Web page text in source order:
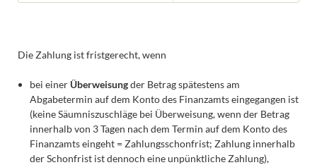
Die Zahlung ist fristgerecht, wenn
bei einer Überweisungder Betrag spätestens am
Abgabetermin auf dem Konto des Finanzamts eingegangen ist
(keine Säumniszuschläge bei Überweisung, wenn der Betrag
innerhalb von 3 Tagen nach dem Termin auf dem Konto des
Finanzamts eingeht = Zahlungsschonfrist; Zahlung innerhalb
der Schonfrist ist dennoch eine unpünktliche Zahlung),